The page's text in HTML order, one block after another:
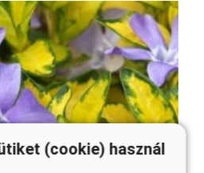
(cookie) használ